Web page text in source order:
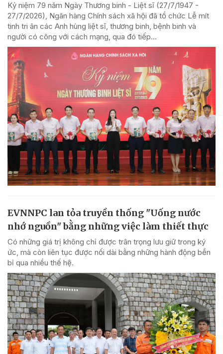
Kỷ niệm 79 năm Ngày Thương binh - Liệt sĩ (27/7/1947 -
27/7/2026), Ngân hàng Chính sách xã hội đã tổ chức Lễ mít
tinh tri ân các Anh hùng liệt sĩ, thương binh, bệnh binh và
người có công với cách mạng, qua đó tiếp...
EVNNPC lan tỏa truyền thống "Uống nước
nhớ nguồn" bằng những việc làm thiết thực
Có những giá trị không chỉ được trân trọng lưu giữ trong ký
ức, mà còn liên tục được nối dài bằng những hành động bền
bỉ qua nhiều thế hệ.